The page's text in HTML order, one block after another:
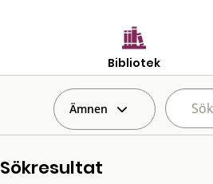
Bibliotek
Ämnen
Sökresultat